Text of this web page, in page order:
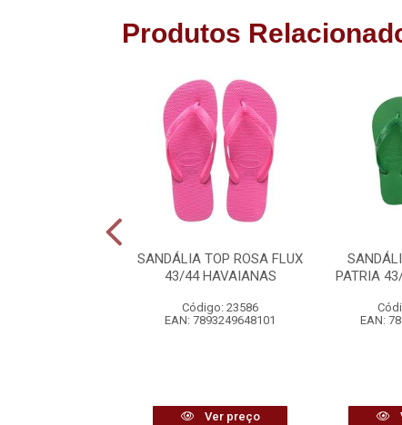
Produtos
SANDÁLIA TOP ROSA FLUX
43/44 HAVAIANAS
Código: 23586
EAN: 7893249648101
Ver preço
PATRIA
EAN: